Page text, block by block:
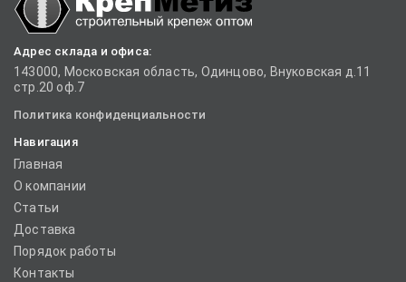
Адрес склада и офиса:
143000, Московская область, Одинцово, Внуковская д.11
стр.20 оф.7
Политика конфиденциальности
Навигация
Главная
О компании
Статьи
Доставка
Порядок работы
Контакты